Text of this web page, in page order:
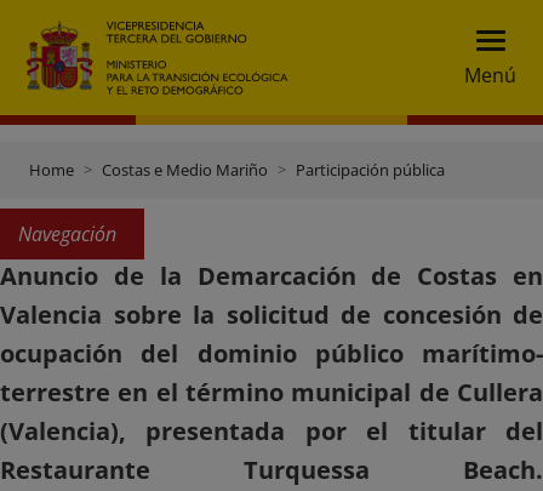
Menú
Home Costas e Medio Mariño Participación pública
Navegación
Anuncio de la Demarcación de Costas en
Valencia sobre la solicitud de concesión de
ocupación del dominio público marítimo-
terrestre en el término municipal de Cullera
(Valencia), presentada por el titular del
Restaurante Turquessa Beach.